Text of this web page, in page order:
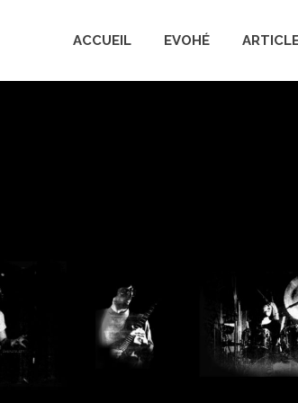
ACCUEIL EVOHÉ